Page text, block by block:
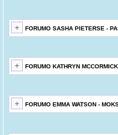
FORUMO SASHA PIETERSE -
FORUMO KATHRYN
FORUMO EMMA WATSON -